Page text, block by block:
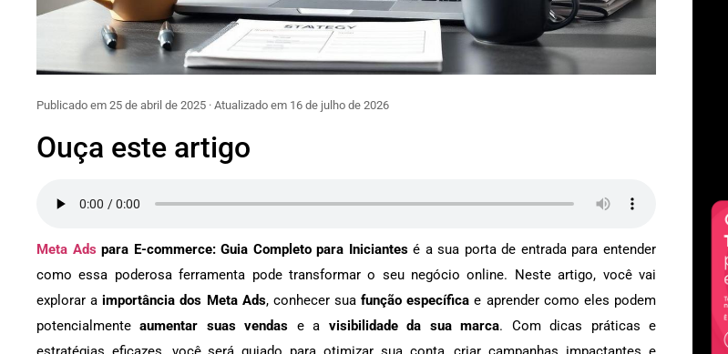
Publicado em 25 de abril de 2025 · Atualizado em 16 de julho de 2026
Ouça este artigo
Meta Ads para E-commerce: Guia Completo para Iniciantesé a sua porta de entrada para entender
como essa poderosa ferramenta pode transformar o seu negócio online. Neste artigo, você vai
explorar a importância dos Meta Ads, conhecer suafunção específica e aprender como eles podem
potencialmenteaumentar suas vendas e a visibilidade da sua marca. Com dicas práticas e